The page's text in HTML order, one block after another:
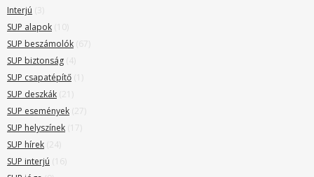
Interjú (3)
SUP alapok (10)
SUP beszámolók (67)
SUP biztonság (4)
SUP csapatépítő (1)
SUP deszkák (21)
SUP események (27)
SUP helyszínek (17)
SUP hírek (24)
SUP interjú (16)